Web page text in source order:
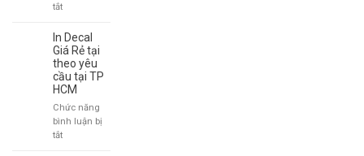
tắtở
Hiệu
Chữ
Nổi
Đẹp
|
Thiết
Kế
In Decal
Giá Rẻ tại
theo yêu
cầu tại TP
HCM
Chức năng
bình luận bị
tắtở